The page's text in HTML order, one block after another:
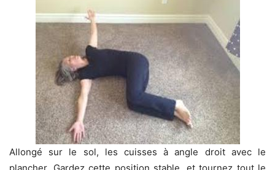
Allongé sur le sol, les cuisses à angle droit avec le
plancher. Gardez cette position stable, et tournez tout le